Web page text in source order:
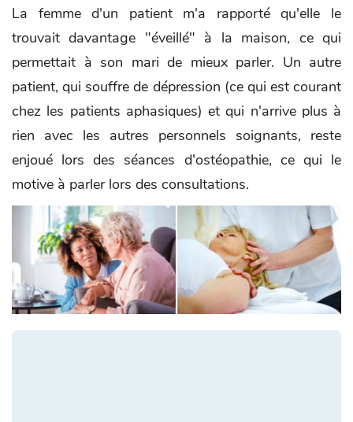
La femme d'un patient m'a rapporté qu'elle le
trouvait davantage "éveillé" à la maison, ce qui
permettait à son mari de mieux parler. Un autre
patient, qui souffre de dépression (ce qui est courant
chez les patients aphasiques) et qui n'arrive plus à
rien avec les autres personnels soignants, reste
enjoué lors des séances d'ostéopathie, ce qui le
motive à parler lors des consultations.